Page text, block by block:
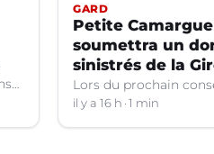
GARD
Petite
soumettra un
sinistrés de la
Lors du prochain
il y a 16 h 1 min